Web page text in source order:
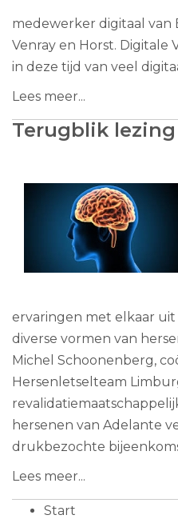
medewerker digitaal van
Venray en Horst. Digitale
in deze tijd van veel
Lees meer...
Terugblik
ervaringen met elkaar
diverse vormen van
Michel Schoonenberg,
Hersenletselteam
hersenen van Adelante
drukbezochte
Lees meer...
Start